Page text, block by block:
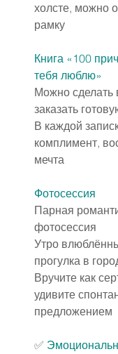
холсте, можно
рамку
Книга «100
тебя люблю»
Можно сделать
заказать
В каждой
комплимент,
мечта
Фотосессия
Парная
фотосессия
Утро
прогулка в
Вручите как
удивите
предложением
✅️